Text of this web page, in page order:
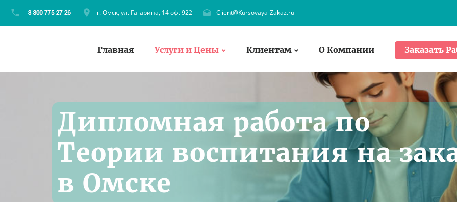
г. Омск, ул. Гагарина, 14 оф. 922 Client@Kursovaya-Zakaz.ru
Главная Услуги и Цены Клиентам О Компании Заказать
Дипломная работа по
Теории воспитания на
в Омске